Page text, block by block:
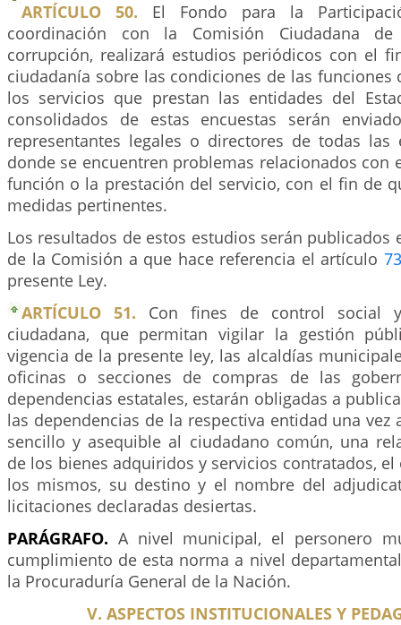
ARTÍCULO 50. El Fondo para la
coordinación con la Comisión Ciudadana
corrupción, realizará estudios periódicos con el
ciudadanía sobre las condiciones de las funciones
los servicios que prestan las entidades del
consolidados de estas encuestas serán
representantes legales o directores de todas las
donde se encuentren problemas relacionados con
función o la prestación del servicio, con el fin de
medidas pertinentes.
Los resultados de estos estudios serán publicados
de la Comisión a que hace referencia el artículo 73
presente Ley.
ARTÍCULO 51. Con fines de control social
ciudadana, que permitan vigilar la gestión
vigencia de la presente ley, las alcaldías
oficinas o secciones de compras de las
dependencias estatales, estarán obligadas a
las dependencias de la respectiva entidad una vez
sencillo y asequible al ciudadano común, una
de los bienes adquiridos y servicios contratados,
los mismos, su destino y el nombre del
licitaciones declaradas desiertas.
PARÁGRAFO. A nivel municipal, el personero
cumplimiento de esta norma a nivel
la Procuraduría General de la Nación.
V. ASPECTOS INSTITUCIONALES Y